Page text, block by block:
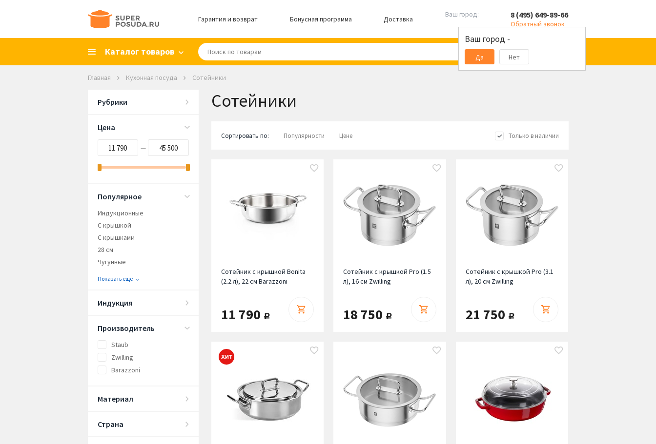
Гарантия и возврат Бонусная программа Доставка
Ваш город:
Ваш город -
Да Нет
8 (495) 649-89-66
Обратный звонок
Каталог товаров
Главная Кухонная посуда Сотейники
Сотейники
Сортировать по: Популярности Цене Только в наличии
Сотейник с крышкой Bonita
(2.2 л), 22 см Barazzoni
11 790 руб.
Сотейник с крышкой Pro (1.5
л), 16 см Zwilling
18 750 руб.
Сотейник с крышкой Pro (3.1
л), 20 см Zwilling
21 750 руб.
Рубрики
Цена
—
Популярное
Индукционные
С крышкой
С крышками
28 см
Чугунные
Показать еще
Индукция
Производитель
Staub
Zwilling
Barazzoni
Материал
Страна